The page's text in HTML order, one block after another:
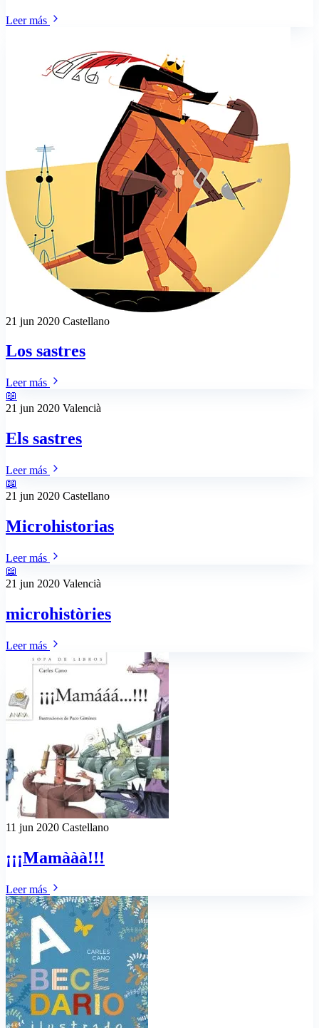
Leer más
21 jun 2020 Castellano
Los sastres
Leer más
📖
21 jun 2020 Valencià
Els sastres
Leer más
📖
21 jun 2020 Castellano
Microhistorias
Leer más
📖
21 jun 2020 Valencià
microhistòries
Leer más
11 jun 2020 Castellano
¡¡¡Mamààà!!!
Leer más